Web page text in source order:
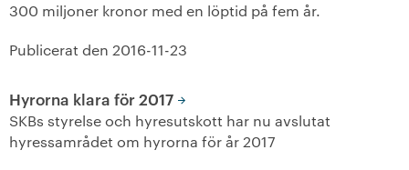
300 miljoner kronor med en löptid på fem år.
Publicerat den 2016-11-23
Hyrorna klara för 2017
SKBs styrelse och hyresutskott har nu avslutat
hyressamrådet om hyrorna för år 2017